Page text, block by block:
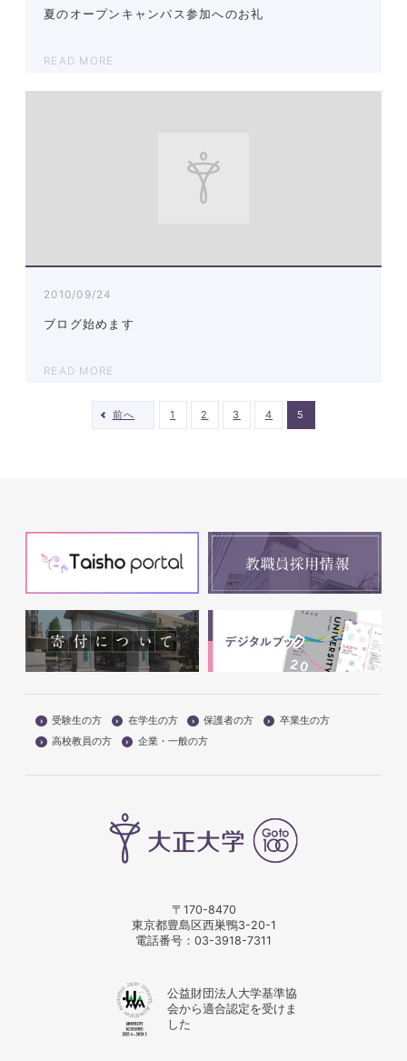
夏のオープンキャンパス参加へのお礼
READ MORE
2010/09/24
ブログ始めます
READ MORE
前へ 1 2 3 4 5
受験生の方 在学生の方 保護者の方
卒業生の方
高校教員の方
企業・一般の方
〒170-8470
東京都豊島区西巣鴨3-20-1
電話番号： 03-3918-7311
公益財団法人大学基準協
会から適合認定を受けま
した